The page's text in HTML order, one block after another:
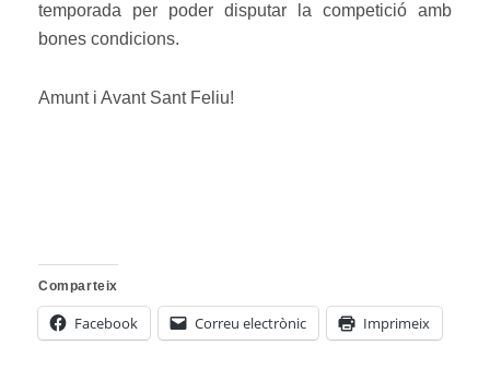
temporada per poder disputar la competició amb
bones condicions.
Amunt i Avant Sant Feliu!
Comparteix
Facebook Correu electrònic Imprimeix